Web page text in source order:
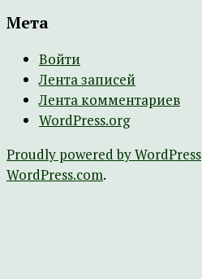
Мета
Войти
Лента записей
Лента комментариев
WordPress.org
Proudly powered by WordPress
WordPress.com.